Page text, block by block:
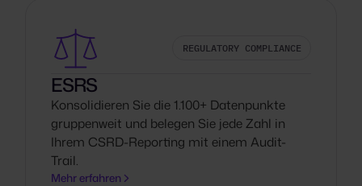
REGULATORY COMPLIANCE
ESRS
Konsolidieren Sie die 1.100+ Datenpunkte
gruppenweit und belegen Sie jede Zahl in
Ihrem CSRD-Reporting mit einem Audit-
Trail.
Mehr erfahren